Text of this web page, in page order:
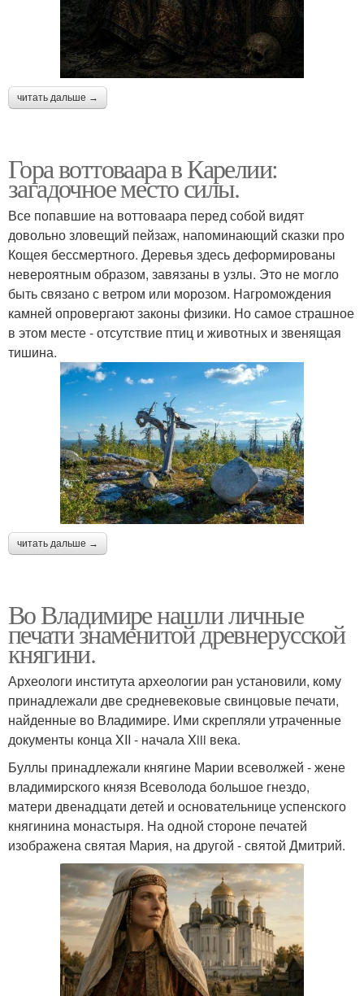
читать дальше →
Гора воттоваара в Карелии:
загадочное место силы.
Все попавшие на воттоваара перед собой видят
довольно зловещий пейзаж, напоминающий сказки про
Кощея бессмертного. Деревья здесь деформированы
невероятным образом, завязаны в узлы. Это не могло
быть связано с ветром или морозом. Нагромождения
камней опровергают законы физики. Но самое страшное
в этом месте - отсутствие птиц и животных и звенящая
тишина.
читать дальше →
Во Владимире нашли личные
печати знаменитой древнерусской
княгини.
Археологи института археологии ран установили, кому
принадлежали две средневековые свинцовые печати,
найденные во Владимире. Ими скрепляли утраченные
документы конца XII - начала Xiii века.
Буллы принадлежали княгине Марии всеволжей - жене
владимирского князя Всеволода большое гнездо,
матери двенадцати детей и основательнице успенского
княгинина монастыря. На одной стороне печатей
изображена святая Мария, на другой - святой Дмитрий.